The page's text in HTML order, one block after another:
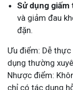
Sử dụng giấm
và giảm đau
đặn.
Ưu điểm: Dễ
dụng thường
Nhược điểm:
chỉ có tác dụng